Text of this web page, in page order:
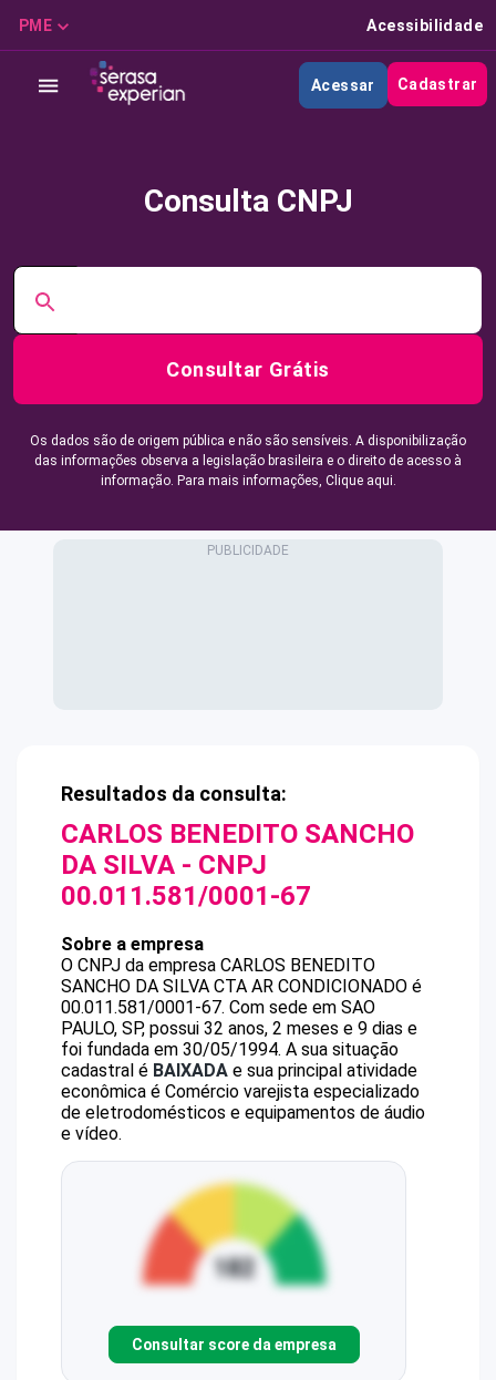
PME Acessibilidade
Acessar Cadastrar
Consulta CNPJ
Consultar Grátis
Os dados são de origem pública e não são sensíveis. A disponibilização
das informações observa a legislação brasileira e o direito de acesso à
informação. Para mais informações, Clique aqui.
Resultados da consulta:
CARLOS BENEDITO SANCHO
DA SILVA - CNPJ
00.011.581/0001-67
Sobre a empresa
O CNPJ da empresa CARLOS BENEDITO
SANCHO DA SILVA CTA AR CONDICIONADO é
00.011.581/0001-67. Com sede em SAO
PAULO, SP, possui 32 anos, 2 meses e 9 dias e
foi fundada em 30/05/1994. A sua situação
cadastral é BAIXADA e sua principal atividade
econômica é Comércio varejista especializado
de eletrodomésticos e equipamentos de áudio
e vídeo.
Consultar score da empresa